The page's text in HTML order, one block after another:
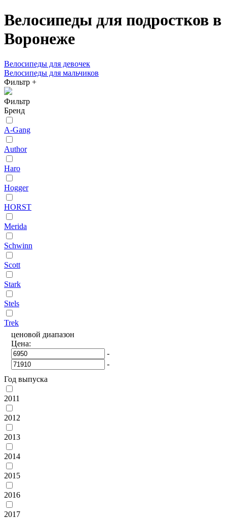
Велосипеды для подростков в
Воронеже
Велосипеды для девочек
Велосипеды для мальчиков
Фильтр +
Фильтр
Бренд
A-Gang
Author
Haro
Hogger
HORST
Merida
Schwinn
Scott
Stark
Stels
Trek
ценовой диапазон
Цена:
-
-
Год выпуска
2011
2012
2013
2014
2015
2016
2017